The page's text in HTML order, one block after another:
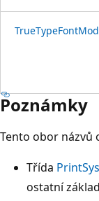
Poznámky
Tento obor názvů
Třída
ostatní